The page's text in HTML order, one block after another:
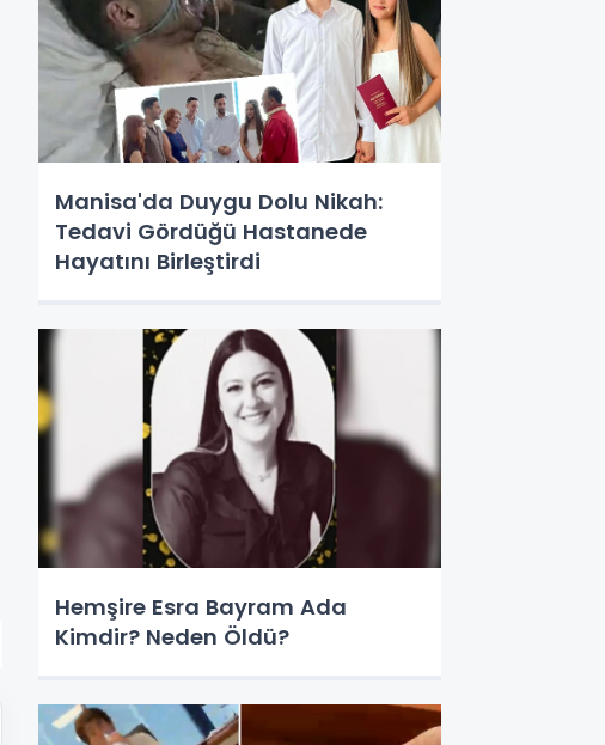
Manisa'da Duygu Dolu Nikah:
Tedavi Gördüğü Hastanede
Hayatını Birleştirdi
Hemşire Esra Bayram Ada
Kimdir? Neden Öldü?